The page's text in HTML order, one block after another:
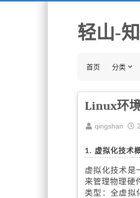
轻山-
首页 分类
Linux环
qingshan
1. 虚拟化技术
虚拟化技术是
来管理物理硬
类型：全虚